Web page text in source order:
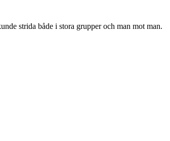
strida både i stora grupper och man mot man.